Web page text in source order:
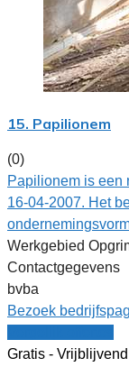
15. Papilionem
(0)
Papilionem is een
16-04-2007. Het
Werkgebied
Contactgegevens
bvba
Bezoek
Gratis - Vrijblijvend